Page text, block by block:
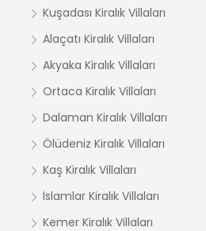
Kuşadası Kiralık Villaları
Alaçatı Kiralık Villaları
Akyaka Kiralık Villaları
Ortaca Kiralık Villaları
Dalaman Kiralık Villaları
Ölüdeniz Kiralık Villaları
Kaş Kiralık Villaları
İslamlar Kiralık Villaları
Kemer Kiralık Villaları